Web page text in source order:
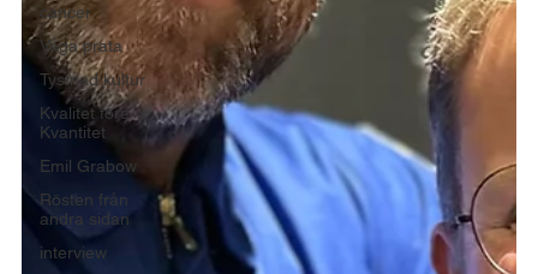
cancer
Våga prata
Tystnad kultur
Kvalitet före
Kvantitet
Emil Grabow
Rösten från
andra sidan
interview